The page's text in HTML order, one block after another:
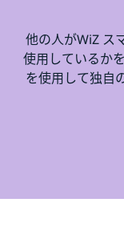
他の人がWiZ ス
使用しているか
を使用して独自